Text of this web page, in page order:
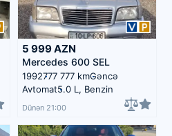
5 999AZN
Mercedes 600 SEL
1992777 777 kmGəncə
Avtomat5.0 L, Benzin
Dünən 21:00